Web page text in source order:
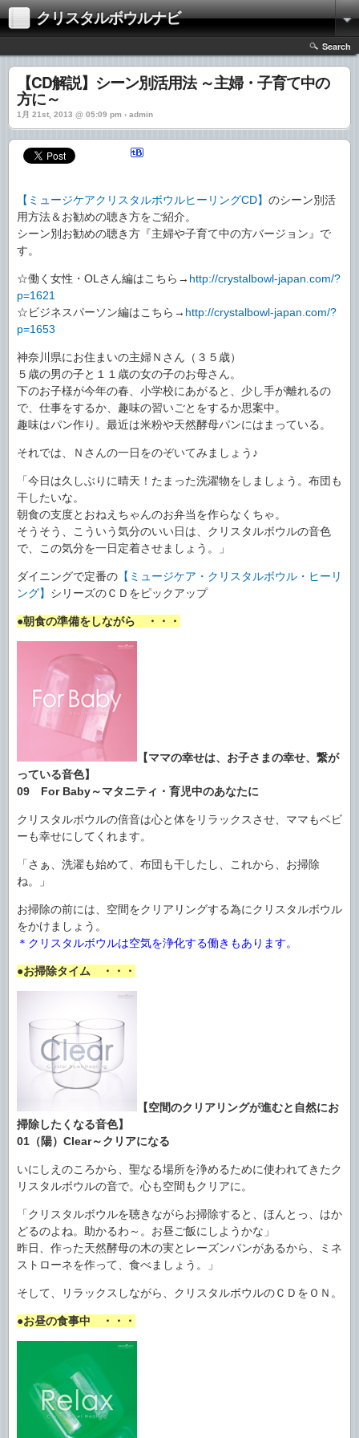
クリスタルボウルナビ
Search
【CD解説】シーン別活用法 ～主婦・子育て中の
方に～
1月 21st, 2013 @ 05:09 pm › admin
【ミュージケアクリスタルボウルヒーリングCD】 のシーン別活
用方法＆お勧めの聴き方をご紹介。
シーン別お勧めの聴き方『主婦や子育て中の方バージョン』で
す。
☆働く女性・OLさん編はこちら→ http://crystalbowl-japan.com/?
p=1621
☆ビジネスパーソン編はこちら→ http://crystalbowl-japan.com/?
p=1653
神奈川県にお住まいの主婦Ｎさん（３５歳）
５歳の男の子と１１歳の女の子のお母さん。
下のお子様が今年の春、小学校にあがると、少し手が離れるの
で、仕事をするか、趣味の習いごとをするか思案中。
趣味はパン作り。最近は米粉や天然酵母パンにはまっている。
それでは、Ｎさんの一日をのぞいてみましょう♪
「今日は久しぶりに晴天！たまった洗濯物をしましょう。布団も
干したいな。
朝食の支度とおねえちゃんのお弁当を作らなくちゃ。
そうそう、こういう気分のいい日は、クリスタルボウルの音色
で、この気分を一日定着させましょう。」
ダイニングで定番の 【ミュージケア・クリスタルボウル・ヒーリ
ング】 シリーズのＣＤをピックアップ
●朝食の準備をしながら ・・・
【ママの幸せは、お子さまの幸せ、繋が
っている音色】
09 For Baby～マタニティ・育児中のあなたに
クリスタルボウルの倍音は心と体をリラックスさせ、ママもベビ
ーも幸せにしてくれます。
「さぁ、洗濯も始めて、布団も干したし、これから、お掃除
ね。」
お掃除の前には、空間をクリアリングする為にクリスタルボウル
をかけましょう。
＊クリスタルボウルは空気を浄化する働きもあります。
●お掃除タイム ・・・
【空間のクリアリングが進むと自然にお
掃除したくなる音色】
01（陽）Clear～クリアになる
いにしえのころから、聖なる場所を浄めるために使われてきたク
リスタルボウルの音で。心も空間もクリアに。
「クリスタルボウルを聴きながらお掃除すると、ほんとっ、はか
どるのよね。助かるわ～。お昼ご飯にしようかな」
昨日、作った天然酵母の木の実とレーズンパンがあるから、ミネ
ストローネを作って、食べましょう。」
そして、リラックスしながら、クリスタルボウルのＣＤをＯＮ。
●お昼の食事中 ・・・